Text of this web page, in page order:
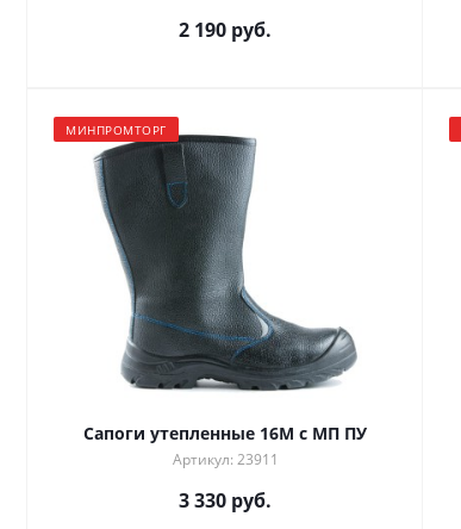
2 190 руб.
МИНПРОМТОРГ
Сапоги утепленные 16М с МП ПУ
Артикул: 23911
3 330 руб.